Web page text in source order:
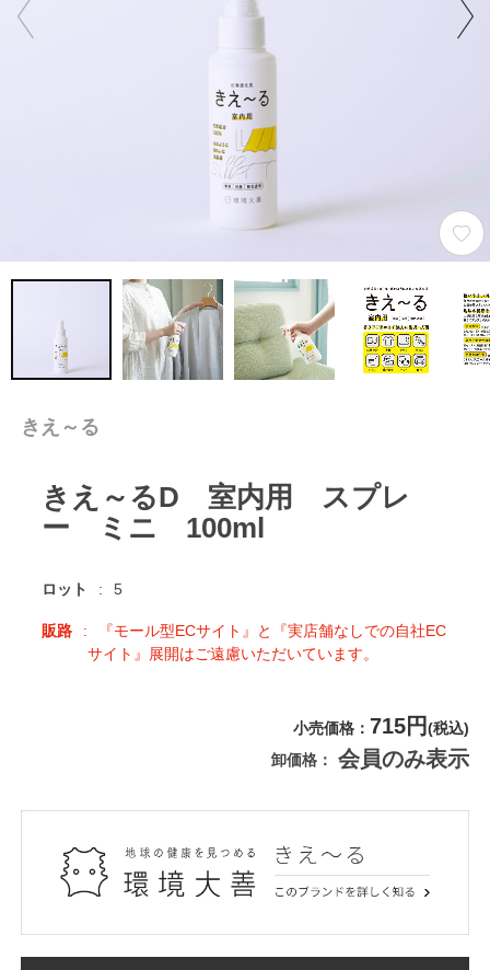
きえ～る
きえ～るD 室内用 スプレ
ー ミニ 100ml
ロット 5
販路
『モール型ECサイト』と『実店舗なしでの自社EC
サイト』展開はご遠慮いただいています。
小売価格 715円(税込)
卸価格
会員のみ表示